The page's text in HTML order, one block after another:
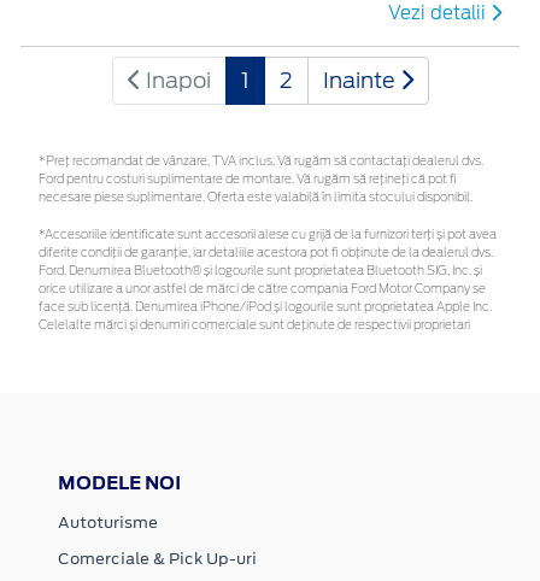
Vezi detalii
Inapoi 1 2 Inainte
*Preţ recomandat de vânzare, TVA inclus. Vă rugăm să contactaţi dealerul dvs.
Ford pentru costuri suplimentare de montare. Vă rugăm să rețineți că pot fi
necesare piese suplimentare. Oferta este valabilă în limita stocului disponibil.
*Accesoriile identificate sunt accesorii alese cu grijă de la furnizori terți și pot avea
diferite condiții de garanție, iar detaliile acestora pot fi obținute de la dealerul dvs.
Ford. Denumirea Bluetooth® și logourile sunt proprietatea Bluetooth SIG, Inc. și
orice utilizare a unor astfel de mărci de către compania Ford Motor Company se
face sub licență. Denumirea iPhone/iPod și logourile sunt proprietatea Apple Inc.
Celelalte mărci și denumiri comerciale sunt deținute de respectivii proprietari
MODELE NOI
Autoturisme
Comerciale & Pick Up-uri